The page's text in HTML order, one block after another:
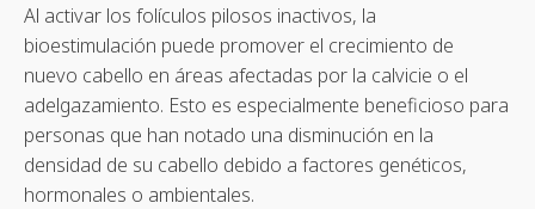
Al activar los folículos pilosos inactivos, la
bioestimulación puede promover el crecimiento de
nuevo cabello en áreas afectadas por la calvicie o el
adelgazamiento. Esto es especialmente beneficioso para
personas que han notado una disminución en la
densidad de su cabello debido a factores genéticos,
hormonales o ambientales.